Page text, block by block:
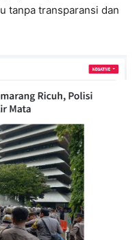
tanpa transparansi dan